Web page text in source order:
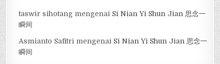
taswir sihotang mengenai Si Nian Yi Shun Jian 思念一
瞬间
Asmianto Safitri mengenai Si Nian Yi Shun Jian 思念一
瞬间